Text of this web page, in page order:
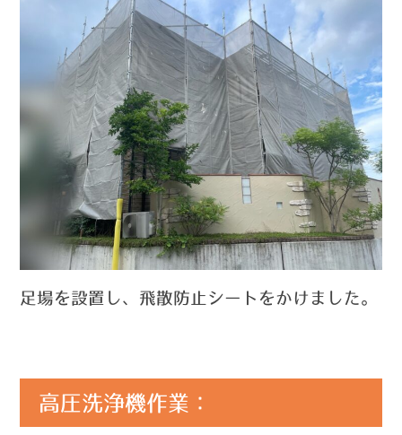
足場を設置し、飛散防止シートをかけました。
高圧洗浄機作業：